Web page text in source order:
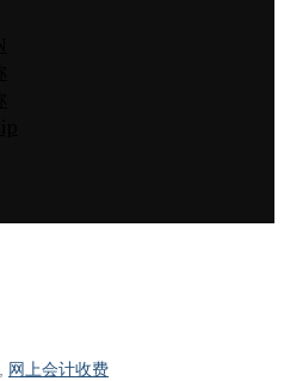
网上会计收费